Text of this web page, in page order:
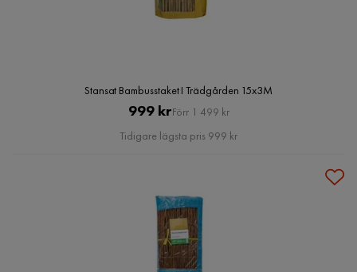
Stansat Bambusstaket I Trädgården 15x3M
Pris
999 kr Original
Pris
Förr 1 499 kr
Tidigare lägsta pris 999 kr